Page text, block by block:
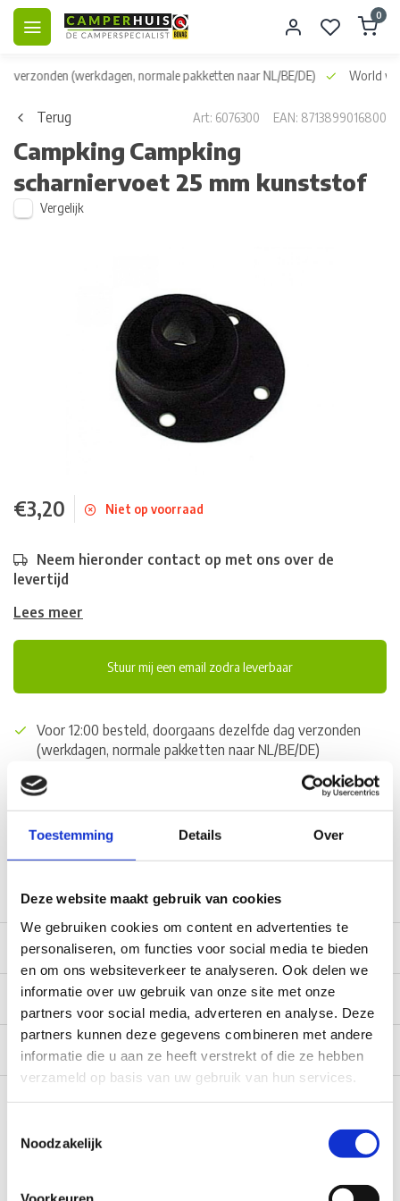
Toestemming Details Over
Deze website maakt gebruik van cookies
We gebruiken cookies om content en advertenties te
personaliseren, om functies voor social media te bieden
en om ons websiteverkeer te analyseren. Ook delen we
informatie over uw gebruik van onze site met onze
partners voor social media, adverteren en analyse. Deze
partners kunnen deze gegevens combineren met andere
informatie die u aan ze heeft verstrekt of die ze hebben
verzameld op basis van uw gebruik van hun services.
Noodzakelijk
0
verzonden (werkdagen, normale pakketten naar NL/BE/DE) World
Terug Art: 6076300 EAN: 8713899016800
Campking Campking
scharniervoet 25 mm kunststof
Vergelijk
€3,20 Niet op voorraad
Neem hieronder contact op met ons over de
levertijd
Lees meer
Stuur mij een email zodra leverbaar
Voor 12:00 besteld, doorgaans dezelfde dag verzonden
(werkdagen, normale pakketten naar NL/BE/DE)
World wide shipping (normal size and weight packages)
Gratis verzending vanaf € 100,- naar NL en BE
verzending. Een deel van de artikelen op voorraad in de
winkel, mail ons voor de beschikbaarheid in de winkel:
Beschrijving
Specificaties
Reviews 0/10
Recent bekeken